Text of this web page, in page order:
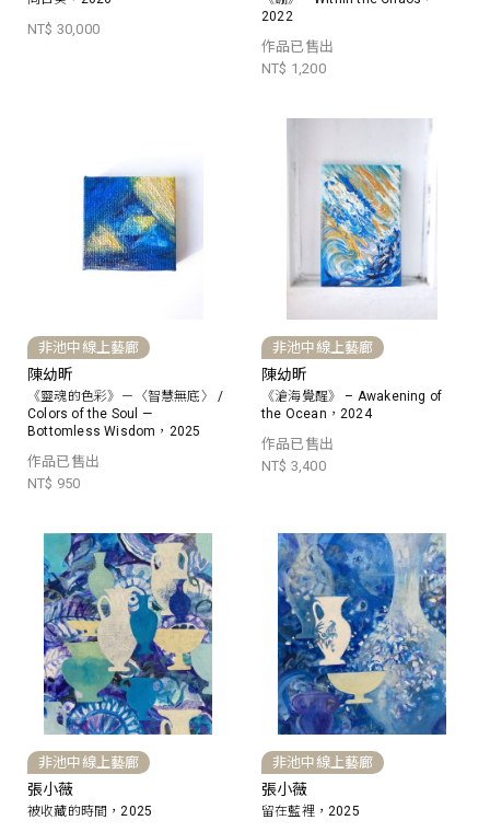
NT$ 30,000
2022
作品已售出
NT$ 1,200
非池中線上藝廊
陳幼昕
《靈魂的色彩》－〈智慧無底〉 /
Colors of the Soul —
Bottomless Wisdom，2025
作品已售出
NT$ 950
非池中線上藝廊
陳幼昕
《滄海覺醒》 – Awakening of
the Ocean，2024
作品已售出
NT$ 3,400
非池中線上藝廊
張小薇
被收藏的時間，2025
非池中線上藝廊
張小薇
留在藍裡，2025